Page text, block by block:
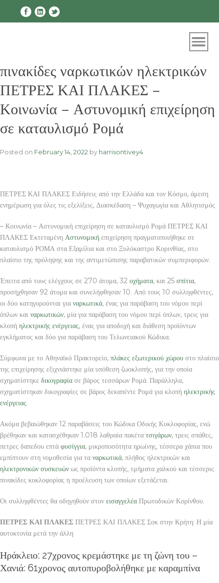
πινακίδες ναρκωτικών ηλεκτρικών
ΠΕΤΡΕΣ ΚΑΙ ΠΛΑΚΕΣ –
Κοινωνία – Αστυνομική επιχείρηση
σε καταυλισμό Ρομά
Posted on February 14, 2022 by harrisontivey4
ΠΕΤΡΕΣ ΚΑΙ ΠΛΑΚΕΣ Ειδήσεις από την Ελλάδα και τον Κόσμο, άμεση
ενημέρωση για όλες τις εξελίξεις, Διασκέδαση – Ψυχαγωγία και Αθλητισμός
– Κοινωνία – Αστυνομική επιχείρηση σε καταυλισμό Ρομά ΠΕΤΡΕΣ ΚΑΙ
ΠΛΑΚΕΣ Εκτεταμένη Αστυνομική επιχείρηση πραγματοποιήθηκε σε
καταυλισμό ΡΟΜΑ στα Εξαμίλια και στο Ξυλόκαστρο Κορινθίας, στο
πλαίσιο της πρόληψης και της αντιμετώπισης παραβατικών συμπεριφορών.
Έπειτα από τους ελέγχους σε 270 άτομα, 32 οχήματα, και 25 σπίτια,
προσήχθησαν 92 άτομα και συνελήφθησαν 10. Από τους 10 συλληφθέντες,
οι δύο κατηγορούνται για ναρκωτικά, ένας για παράβαση του νόμου περί
όπλων και ναρκωτικών, μία για παράβαση του νόμου περί όπλων, τρεις για
κλοπή ηλεκτρικής ενέργειας, ένας για αποδοχή και διάθεση προϊόντων
εγκλήματος και δύο για παράβαση του Τελωνειακού Κώδικα.
Σύμφωνα με το Αθηναϊκό Πρακτορείο, πλάκες εξωτερικού χώρου στο πλαίσιο
της επιχείρησης εξιχνιάστηκε μία υπόθεση ζωοκλοπής, για την οποία
σχηματίστηκε δικογραφία σε βάρος τεσσάρων Ρομά. Παράλληλα,
σχηματίστηκαν δικογραφίες σε βάρος δεκαπέντε Ρομά για κλοπή ηλεκτρικής
ενέργειας.
Ακόμα βεβαιώθηκαν 12 παραβάσεις του Κώδικα Οδικής Κυκλοφορίας, ενώ
βρέθηκαν και κατασχέθηκαν 1.018 λαθραία πακέτα τσιγάρων, τρεις σπάθες,
πετρες δαπεδου επτά φυσίγγια, μικροποσότητα ηρωίνης, τέσσερα χάπια που
εμπίπτουν στη νομοθεσία για τα ναρκωτικά, πλήθος ηλεκτρικών και
ηλεκτρονικών συσκευών ως προϊόντα κλοπής, τμήματα χαλκού και τέσσερις
πινακίδες κυκλοφορίας η προέλευση των οποίων εξετάζεται.
Οι συλληφθέντες θα οδηγηθούν στον εισαγγελέα Πρωτοδικών Κορίνθου.
ΠΕΤΡΕΣ ΚΑΙ ΠΛΑΚΕΣ ΠΕΤΡΕΣ ΚΑΙ ΠΛΑΚΕΣ Σοκ στην Κρήτη: Η μία
αυτοκτονία μετά την άλλη
Ηράκλειο: 27χρονος κρεμάστηκε με τη ζώνη του –
Χανιά: 61χρονος αυτοπυροβολήθηκε με καραμπίνα